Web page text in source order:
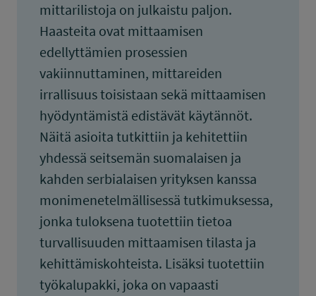
mittarilistoja on julkaistu paljon.
Haasteita ovat mittaamisen
edellyttämien prosessien
vakiinnuttaminen, mittareiden
irrallisuus toisistaan sekä mittaamisen
hyödyntämistä edistävät käytännöt.
Näitä asioita tutkittiin ja kehitettiin
yhdessä seitsemän suomalaisen ja
kahden serbialaisen yrityksen kanssa
monimenetelmällisessä tutkimuksessa,
jonka tuloksena tuotettiin tietoa
turvallisuuden mittaamisen tilasta ja
kehittämiskohteista. Lisäksi tuotettiin
työkalupakki, joka on vapaasti